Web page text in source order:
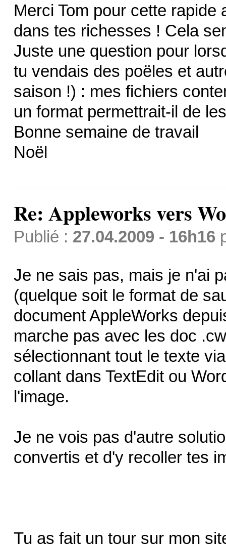
Merci Tom pour cette
dans tes richesses ! Cela
Juste une question pour
tu vendais des poëles et
saison !) : mes fichiers
un format permettrait-il de
Bonne semaine de travail
Noël
Re: Appleworks vers
Publié : 27.04.2009 - 16h16
Je ne sais pas, mais je n'ai
(quelque soit le format de
document AppleWorks
marche pas avec les doc
sélectionnant tout le texte
collant dans TextEdit ou
l'image.
Je ne vois pas d'autre
convertis et d'y recoller tes
Tu as fait un tour sur mon